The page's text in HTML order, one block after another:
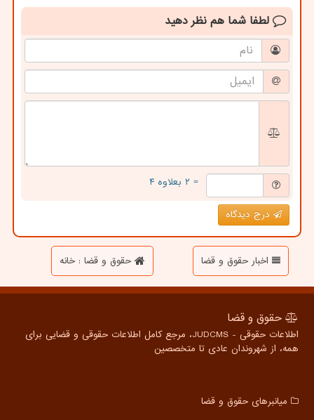
لطفا شما هم نظر دهید
= ۲ بعلاوه ۴
درج دیدگاه
اخبار حقوق و قضا حقوق و قضا : خانه
حقوق و قضا
اطلاعات حقوقی - JUDCMS، مرجع کامل اطلاعات حقوقی و قضایی برای
همه، از شهروندان عادی تا متخصصین
میانبرهای حقوق و قضا